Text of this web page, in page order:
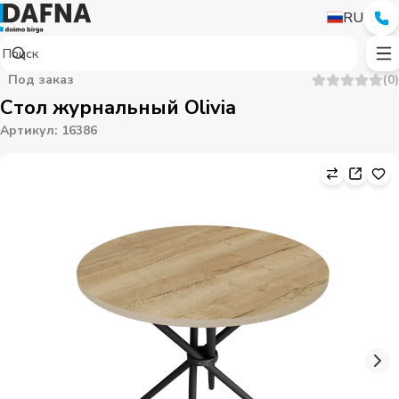
RU
Под заказ (0)
Стол журнальный Olivia
Артикул: 16386